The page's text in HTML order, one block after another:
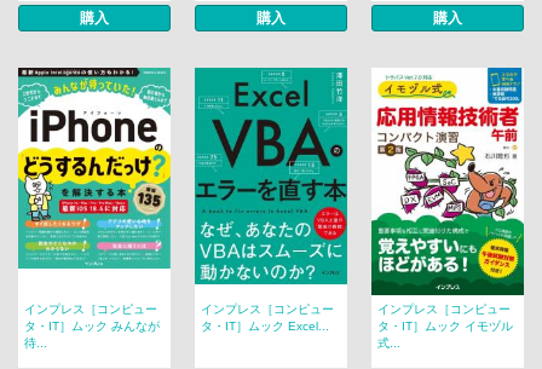
購入 購入 購入
インプレス［コンピュー
タ・IT］ムック みんなが
待...
インプレス［コンピュー
タ・IT］ムック Excel...
インプレス［コンピュー
タ・IT］ムック イモヅル
式...